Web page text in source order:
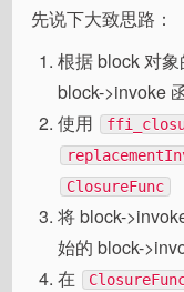
先说下大致思路：
根据 block 对
block->invoke
使用
ClosureFunc
将 block-
始的 block-
在